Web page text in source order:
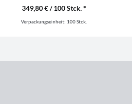
349,80 € / 100 Stck. *
Verpackungseinheit: 100 Stck.